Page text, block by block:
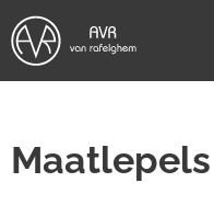
Maatlepels